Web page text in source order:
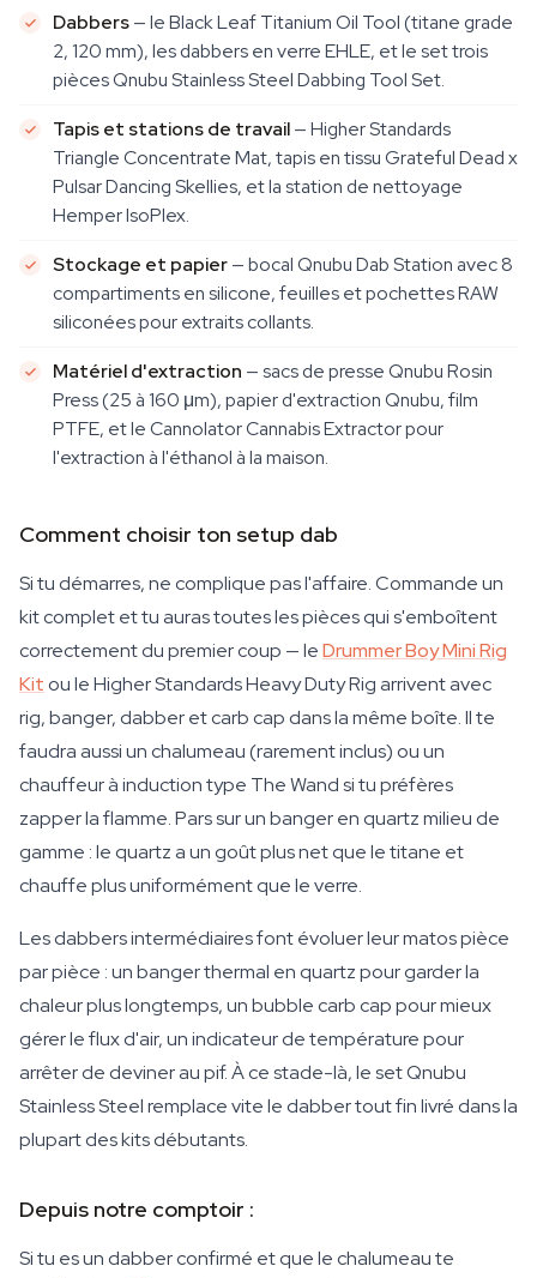
Dabbers— le Black Leaf Titanium Oil Tool (titane grade
2, 120 mm), les dabbers en verre EHLE, et le set trois
pièces Qnubu Stainless Steel Dabbing Tool Set.
Tapis et stations de travail— Higher Standards
Triangle Concentrate Mat, tapis en tissu Grateful Dead x
Pulsar Dancing Skellies, et la station de nettoyage
Hemper IsoPlex.
Stockage et papier— bocal Qnubu Dab Station avec 8
compartiments en silicone, feuilles et pochettes RAW
siliconées pour extraits collants.
Matériel d'extraction — sacs de presse Qnubu Rosin
Press (25 à 160 μm), papier d'extraction Qnubu, film
PTFE, et le Cannolator Cannabis Extractor pour
l'extraction à l'éthanol à la maison.
Comment choisir ton setup dab
Si tu démarres, ne complique pas l'affaire. Commande un
kit complet et tu auras toutes les pièces qui s'emboîtent
correctement du premier coup — leDrummer Boy Mini Rig
Kit ou le Higher Standards Heavy Duty Rig arrivent avec
rig, banger, dabber et carb cap dans la même boîte. Il te
faudra aussi un chalumeau (rarement inclus) ou un
chauffeur à induction type The Wand si tu préfères
zapper la flamme. Pars sur un banger en quartz milieu de
gamme : le quartz a un goût plus net que le titane et
chauffe plus uniformément que le verre.
Les dabbers intermédiaires font évoluer leur matos pièce
par pièce : un banger thermal en quartz pour garder la
chaleur plus longtemps, un bubble carb cap pour mieux
gérer le flux d'air, un indicateur de température pour
arrêter de deviner au pif. À ce stade-là, le set Qnubu
Stainless Steel remplace vite le dabber tout fin livré dans la
plupart des kits débutants.
Depuis notre comptoir :
Si tu es un dabber confirmé et que le chalumeau te